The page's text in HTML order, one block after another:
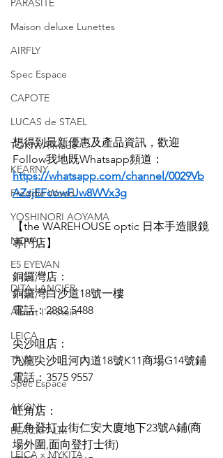
PARASITE
Maison deluxe Lunettes
AIRFLY
Spec Espace
CAPOTE
LUCAS de STAEL
TOKIWA made
KEARNY
Freddie Wood
YOSHINORI AOYAMA
NOVA
E5 EYEVAN
DITA LANCIER
Albert I'mStein
LEICA
TAVAT
Spec Espace
AKONI
BLACKPALM
LEICA x MYKITA
想得到最新優惠及產品資訊，歡迎
Follow我地既Whatsapp頻道：
https://whatsapp.com/channel/0029Vb
AZzjEFcowFJw8WVx3g
【the WAREHOUSE optic 日本手造眼鏡
專門店】
銅鑼灣店：
銅鑼灣白沙道18號一樓
電話：2882 5488
尖沙咀店：
九龍尖沙咀河內道18號K11商場G14號鋪
電話：3575 9557
旺角店：
旺角登打士街仁安大廈地下23號A鋪(商
場外圍,面向登打士街)